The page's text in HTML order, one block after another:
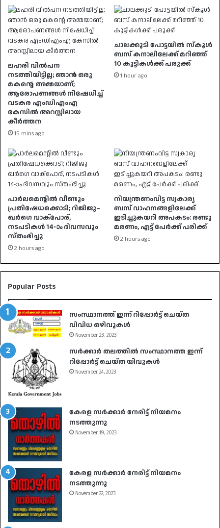
ലഹരി വിൽപന
നടത്തിയിട്ടില്ല; ഞാൻ ഒരു
മകൻ്റെ അമ്മയാണ്;
ആരോപണങ്ങൾ നിഷേധിച്ച്
വടകര എംഡിഎംഎ
കേസിൽ അറസ്റ്റിലായ
കീർത്തന
15 mins ago
ചാലക്കുടി പോട്ടയില്‍ സ്‌കൂള്‍
ബസ് കനാലിലേക്ക് മറിഞ്ഞ്
10 കുട്ടികള്‍ക്ക് പരുക്ക്
1 hour ago
പാർലമെന്റിൽ വീണ്ടും
പ്രതിഷേധക്കൊടി; റിജിജു–
ഖർഗെ വാക്പോര്,
നടപടികൾ 14-ാം ദിവസവും
സ്തംഭിച്ചു
2 hours ago
നിയന്ത്രണംവിട്ട സ്വകാര്യ
ബസ് വാഹനങ്ങളിലേക്ക്
ഇടിച്ചുകയറി അപകടം: രണ്ടു
മരണം, എട്ട് പേർക്ക് പരിക്ക്
2 hours ago
Popular Posts
സംസ്ഥാനത്ത് ഇന്ന് റിപ്പോർട്ട് ചെയ്ത
വിവിധ ഒഴിവുകൾ
November 23, 2023
സർക്കാർ തലത്തിൽ സംസ്ഥാനത്ത ഇന്ന്
റിപ്പോർട്ട് ചെയ്ത യിവുകൾ
November 24, 2023
കേരള സർക്കാർ നേരിട്ട് നിയമനം
നടത്തുന്നു
November 19, 2023
കേരള സർക്കാർ നേരിട്ട് നിയമനം
നടത്തുന്നു
November 22, 2023